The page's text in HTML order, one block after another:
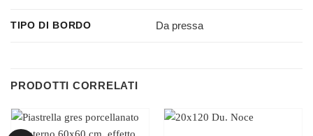
TIPO DI BORDO Da pressa
PRODOTTI CORRELATI